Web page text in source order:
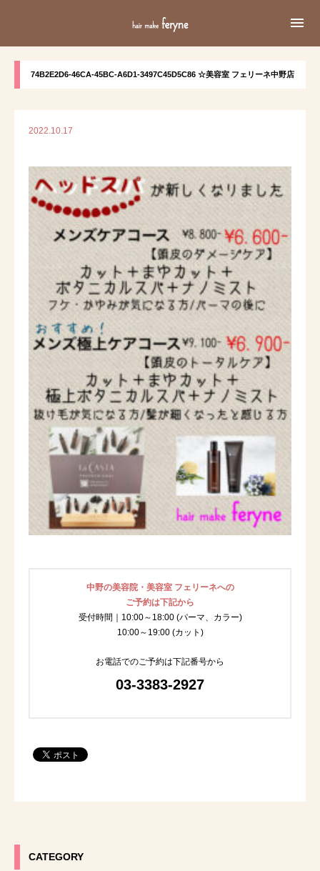

74B2E2D6-46CA-45BC-A6D1-3497C45D5C86 ☆美容室 フェリーネ中野店
2022.10.17
中野の美容院・美容室 フェリーネへの
ご予約は下記から
受付時間｜10:00～18:00 (パーマ、カラー)
10:00～19:00 (カット)
お電話でのご予約は下記番号から
03-3383-2927
CATEGORY